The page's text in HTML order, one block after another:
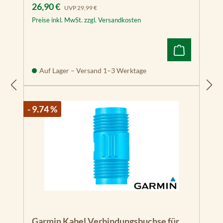
GPSMAP 8008
GPSMAP 8015
GPSMAP 820xs
Verkaufspreis:
26,90 € UVP Regulärer Preis:
29,99 €
Preise inkl. MwSt. zzgl. Versandkosten
Auf Lager – Versand 1–3 Werktage
- 9.74 %